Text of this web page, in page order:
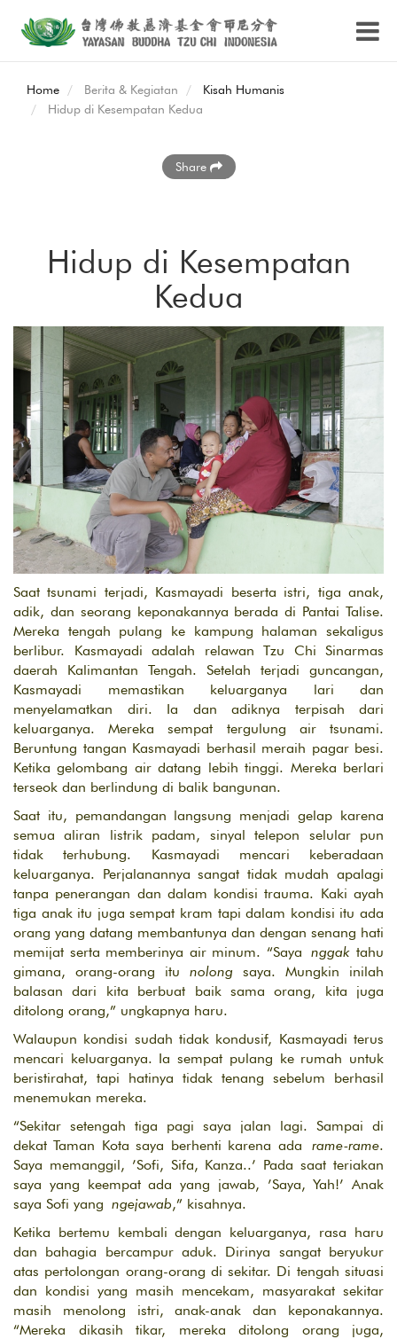
Home Berita & Kegiatan
Kisah Humanis
Hidup di Kesempatan Kedua
Share
Hidup di Kesempatan
Kedua
Saat tsunami terjadi, Kasmayadi beserta istri, tiga anak,
adik, dan seorang keponakannya berada di Pantai Talise.
Mereka tengah pulang ke kampung halaman sekaligus
berlibur. Kasmayadi adalah relawan Tzu Chi Sinarmas
daerah Kalimantan Tengah. Setelah terjadi guncangan,
Kasmayadi memastikan keluarganya lari dan
menyelamatkan diri. Ia dan adiknya terpisah dari
keluarganya. Mereka sempat tergulung air tsunami.
Beruntung tangan Kasmayadi berhasil meraih pagar besi.
Ketika gelombang air datang lebih tinggi. Mereka berlari
terseok dan berlindung di balik bangunan.
Saat itu, pemandangan langsung menjadi gelap karena
semua aliran listrik padam, sinyal telepon selular pun
tidak terhubung. Kasmayadi mencari keberadaan
keluarganya. Perjalanannya sangat tidak mudah apalagi
tanpa penerangan dan dalam kondisi trauma. Kaki ayah
tiga anak itu juga sempat kram tapi dalam kondisi itu ada
orang yang datang membantunya dan dengan senang hati
memijat serta memberinya air minum. “Sayanggaktahu
gimana, orang-orang itu nolong saya. Mungkin inilah
balasan dari kita berbuat baik sama orang, kita juga
ditolong orang,” ungkapnya haru.
Walaupun kondisi sudah tidak kondusif, Kasmayadi terus
mencari keluarganya. Ia sempat pulang ke rumah untuk
beristirahat, tapi hatinya tidak tenang sebelum berhasil
menemukan mereka.
“Sekitar setengah tiga pagi saya jalan lagi. Sampai di
dekat Taman Kota saya berhenti karena ada rame-rame.
Saya memanggil, ’Sofi, Sifa, Kanza..’ Pada saat teriakan
saya yang keempat ada yang jawab, ’Saya, Yah!’ Anak
saya Sofi yang ngejawab,” kisahnya.
Ketika bertemu kembali dengan keluarganya, rasa haru
dan bahagia bercampur aduk. Dirinya sangat beryukur
atas pertolongan orang-orang di sekitar. Di tengah situasi
dan kondisi yang masih mencekam, masyarakat sekitar
masih menolong istri, anak-anak dan keponakannya.
“Mereka dikasih tikar, mereka ditolong orang juga,